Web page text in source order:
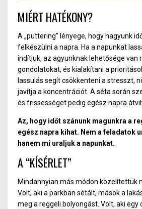
MIÉRT HATÉKONY?
A „puttering” lényege, hogy hagyunk
felkészülni a napra. Ha a napunkat
indítjuk, az agyunknak lehetősége van
gondolatokat, és kialakítani a
lassulás segít csökkenteni a stresszt,
javítja a koncentrációt. A séta során
és frissességet pedig egész napra
Az, hogy időt szánunk magunkra a
egész napra kihat. Nem a feladatok
hanem mi uraljuk a napunkat.
A “KÍSÉRLET”
Mindannyian más módon közelítettük
Volt, aki a parkban sétált, mások a
meg a reggeli bolyongást. Volt, aki